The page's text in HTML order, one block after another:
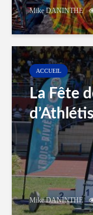
Mike DANINTHE
ACCUEIL
La Fête
Mike DANINTHE